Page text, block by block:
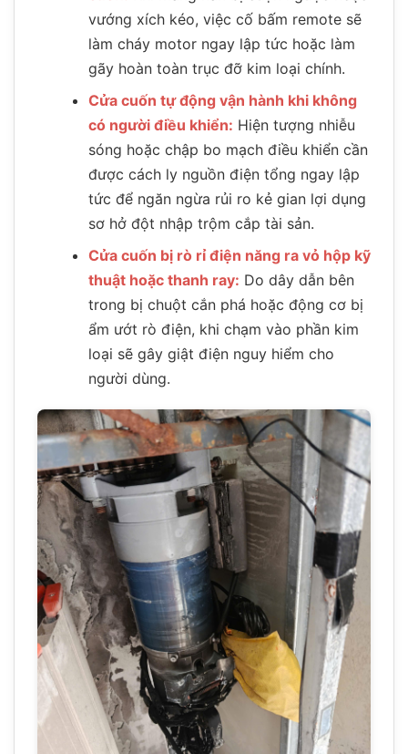
vướng xích kéo, việc cố bấm remote sẽ
làm cháy motor ngay lập tức hoặc làm
gãy hoàn toàn trục đỡ kim loại chính.
Cửa cuốn tự động vận hành khi không
có người điều khiển: Hiện tượng nhiễu
sóng hoặc chập bo mạch điều khiển cần
được cách ly nguồn điện tổng ngay lập
tức để ngăn ngừa rủi ro kẻ gian lợi dụng
sơ hở đột nhập trộm cắp tài sản.
Cửa cuốn bị rò rỉ điện năng ra vỏ hộp kỹ
thuật hoặc thanh ray: Do dây dẫn bên
trong bị chuột cắn phá hoặc động cơ bị
ẩm ướt rò điện, khi chạm vào phần kim
loại sẽ gây giật điện nguy hiểm cho
người dùng.